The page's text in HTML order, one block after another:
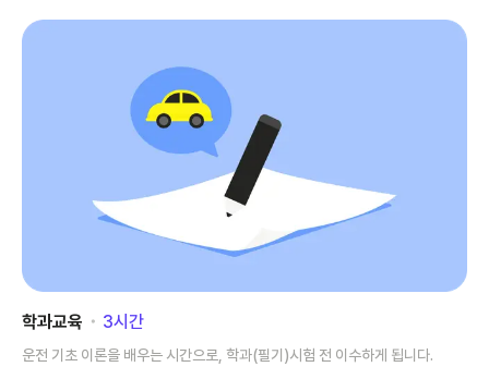
학과교육 ･ 3시간
운전 기초 이론을 배우는 시간으로, 학과(필기)시험 전 이수하게 됩니다.